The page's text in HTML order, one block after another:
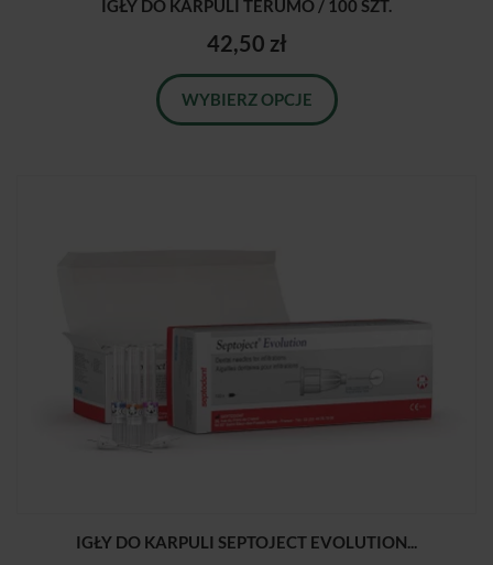
IGŁY DO KARPULI TERUMO / 100 SZT.
42,50 zł
WYBIERZ OPCJE
IGŁY DO KARPULI SEPTOJECT EVOLUTION...